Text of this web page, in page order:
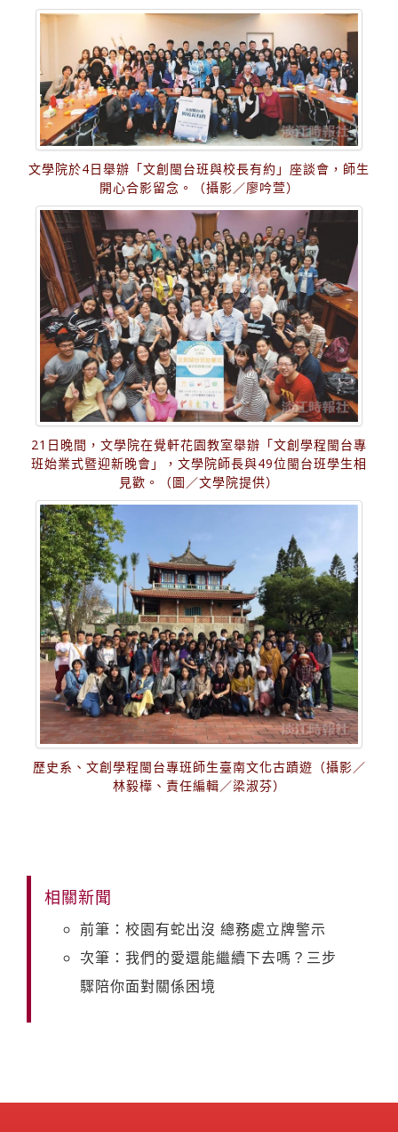
文學院於4日舉辦「文創閩台班與校長有約」座談會，師生
開心合影留念。（攝影／廖吟萱）
21日晚間，文學院在覺軒花園教室舉辦「文創學程閩台專
班始業式暨迎新晚會」，文學院師長與49位閩台班學生相
見歡。（圖／文學院提供）
歷史系、文創學程閩台專班師生臺南文化古蹟遊（攝影／
林毅樺、責任編輯／梁淑芬）
相關新聞
前筆：校園有蛇出沒 總務處立牌警示
次筆：我們的愛還能繼續下去嗎？三步
驟陪你面對關係困境